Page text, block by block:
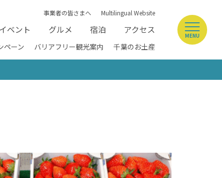
事業者の皆さまへ Multilingual Website
ベント グルメ 宿泊 アクセス
ペーン バリアフリー観光案内 千葉のお土産
MENU